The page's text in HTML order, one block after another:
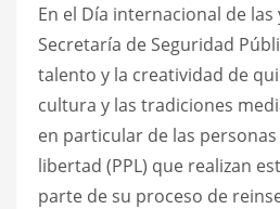
En el Día internacional de
Secretaría de Seguridad
talento y la creatividad de
cultura y las tradiciones
en particular de las
libertad (PPL) que realizan
parte de su proceso de